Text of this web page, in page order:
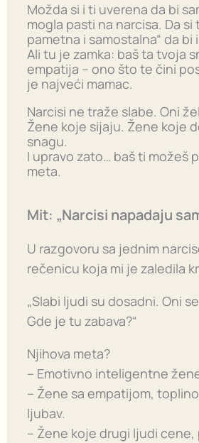
Možda si i ti uverena da bi
mogla pasti na narcisa. Da si
pametna i samostalna“ da bi
Ali tu je zamka: baš ta tvoja
empatija – ono što te čini
je najveći mamac.
Narcisi ne traže slabe. Oni
Žene koje sijaju. Žene koje
snagu.
I upravo zato… baš ti možeš
meta.
Mit: „Narcisi napadaju
U razgovoru sa jednim
rečenicu koja mi je zaledila
„Slabi ljudi su dosadni. Oni
Gde je tu zabava?“
Njihova meta?
– Emotivno inteligentne
– Žene sa empatijom,
ljubav.
– Žene koje drugi ljudi